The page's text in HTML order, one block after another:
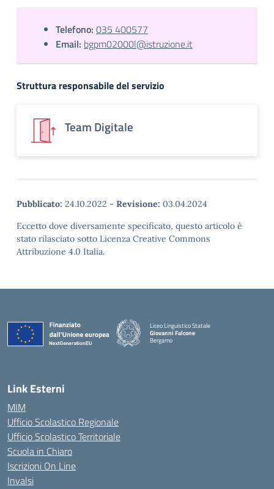
Telefono: 035 400577
Email: bgpm02000l@istruzione.it
Struttura responsabile del servizio
Team Digitale
Pubblicato: 24.10.2022 - Revisione: 03.04.2024
Eccetto dove diversamente specificato, questo articolo è
stato rilasciato sotto Licenza Creative Commons
Attribuzione 4.0 Italia.
Liceo Linguistico Statale
Giovanni Falcone
Bergamo
— Visita la pagina iniziale della scuola
Link Esterni
MIM
Ufficio Scolastico Regionale
Ufficio Scolastico Territoriale
Scuola in Chiaro
Iscrizioni On Line
Invalsi